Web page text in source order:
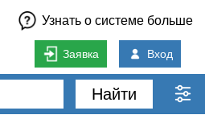
Узнать о системе больше
Заявка Вход
Найти